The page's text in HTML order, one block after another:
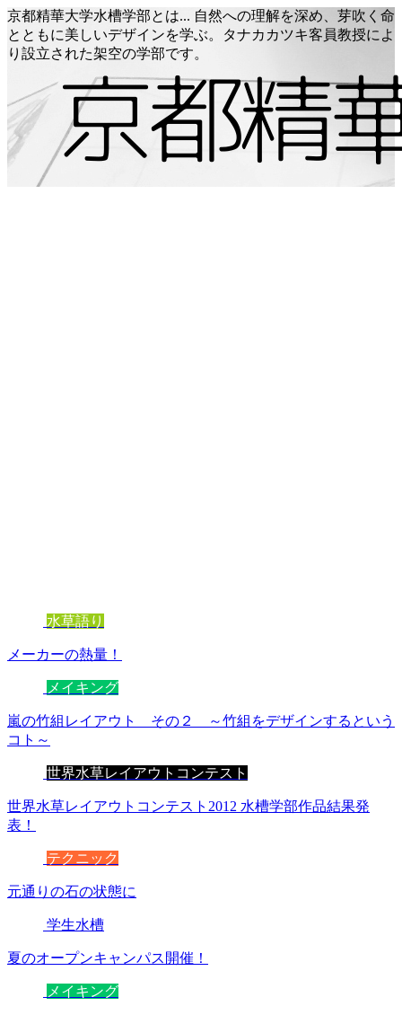
京都精華大学水槽学部とは... 自然への理解を深め、芽吹く命
とともに美しいデザインを学ぶ。タナカカツキ客員教授によ
り設立された架空の学部です。
水草語り
メーカーの熱量！
メイキング
嵐の竹組レイアウト その２ ～竹組をデザインするという
コト～
世界水草レイアウトコンテスト
世界水草レイアウトコンテスト2012 水槽学部作品結果発
表！
テクニック
元通りの石の状態に
学生水槽
夏のオープンキャンパス開催！
メイキング